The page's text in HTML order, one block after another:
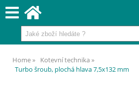
Home
Kotevní technika
Turbo šroub, plochá hlava 7,5x132 mm